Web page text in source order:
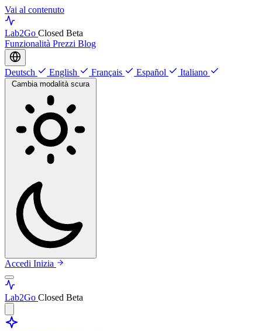
Vai al contenuto
Lab2Go Closed Beta
Funzionalità Prezzi Blog
Deutsch English Français Español Italiano
Cambia modalità scura
Accedi Inizia
Lab2Go Closed Beta